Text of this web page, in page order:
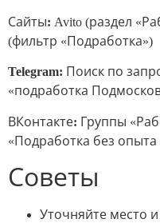
Сайты: Avito (раздел
(фильтр «Подработка»)
Telegram: Поиск по
«подработка
ВКонтакте: Группы
«Подработка без
Советы
Уточняйте место